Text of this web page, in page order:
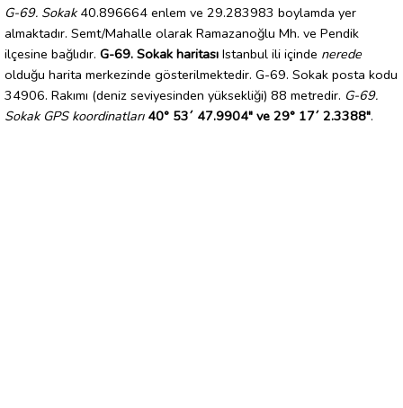
G-69. Sokak40.896664 enlem ve 29.283983 boylamda yer
almaktadır. Semt/Mahalle olarak Ramazanoğlu Mh. ve Pendik
ilçesine bağlıdır. G-69. Sokak haritası Istanbul ili içinde nerede
olduğu harita merkezinde gösterilmektedir. G-69. Sokak posta kodu
34906. Rakımı (deniz seviyesinden yüksekliği) 88 metredir. G-69.
Sokak GPS koordinatları 40° 53´ 47.9904" ve 29° 17´ 2.3388".